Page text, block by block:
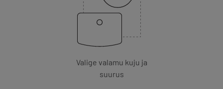
Valige valamu kuju ja
suurus